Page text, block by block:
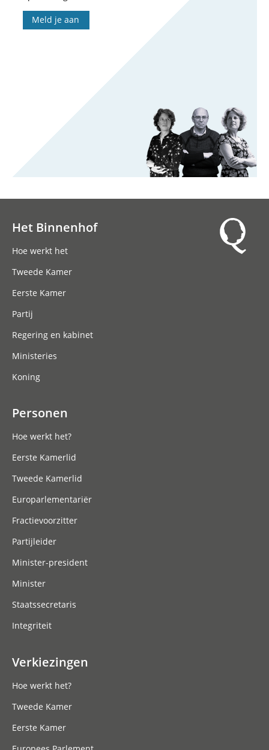
Meld je aan
Het Binnenhof
Hoe werkt het
Tweede Kamer
Eerste Kamer
Partij
Regering en kabinet
Ministeries
Koning
Personen
Hoe werkt het?
Eerste Kamerlid
Tweede Kamerlid
Europarlementariër
Fractievoorzitter
Partijleider
Minister-president
Minister
Staatssecretaris
Integriteit
Verkiezingen
Hoe werkt het?
Tweede Kamer
Eerste Kamer